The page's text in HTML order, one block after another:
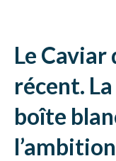
Le Caviar
récent.
boîte